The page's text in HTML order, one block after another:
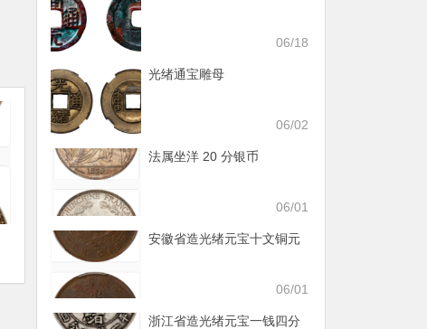
06/18
光绪通宝雕母
06/02
法属坐洋 20 分银币
06/01
安徽省造光绪元宝十文铜元
06/01
浙江省造光绪元宝一钱四分